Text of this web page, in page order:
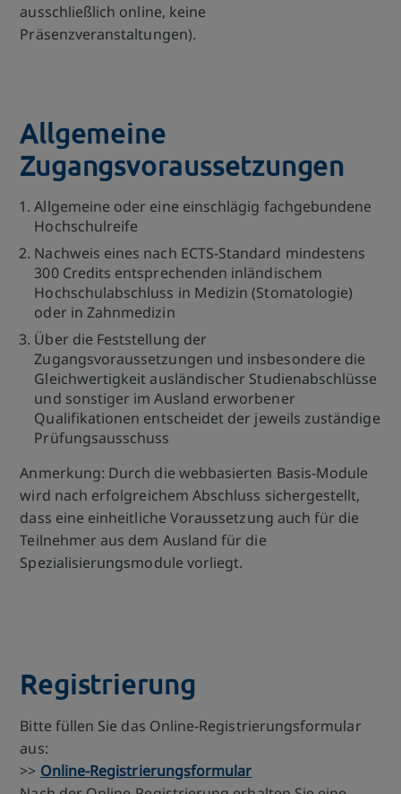
ausschließlich online, keine
Präsenzveranstaltungen).
Allgemeine
Zugangsvoraussetzungen
Allgemeine oder eine einschlägig fachgebundene
Hochschulreife
Nachweis eines nach ECTS-Standard mindestens
300 Credits entsprechenden inländischem
Hochschulabschluss in Medizin (Stomatologie)
oder in Zahnmedizin
Über die Feststellung der
Zugangsvoraussetzungen und insbesondere die
Gleichwertigkeit ausländischer Studienabschlüsse
und sonstiger im Ausland erworbener
Qualifikationen entscheidet der jeweils zuständige
Prüfungsausschuss
Anmerkung: Durch die webbasierten Basis-Module
wird nach erfolgreichem Abschluss sichergestellt,
dass eine einheitliche Voraussetzung auch für die
Teilnehmer aus dem Ausland für die
Spezialisierungsmodule vorliegt.
Registrierung
Bitte füllen Sie das Online-Registrierungsformular
aus:
>> Online-Registrierungsformular